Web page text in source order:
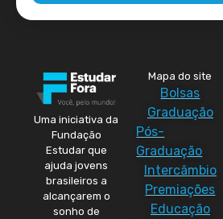
Uma iniciativa da
Fundação
Estudar que
ajuda jovens
brasileiros a
alcançarem o
sonho de
Mapa do site
Bolsas
Graduação
Pós-
Graduação
Intercâmbio
Premiações
Educação